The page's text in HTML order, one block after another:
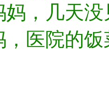
几天没
医院的